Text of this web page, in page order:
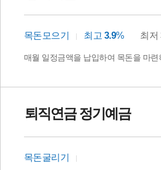
목돈모으기 최고 3.9% 최저
매월 일정금액을 납입하여 목돈을 마련
퇴직연금 정기예금
목돈굴리기